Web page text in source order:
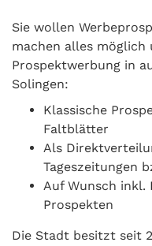
Sie wollen
machen alles möglich
Prospektwerbung in
Solingen:
Klassische
Faltblätter
Als
Tageszeitungen
Auf Wunsch inkl.
Prospekten
Die Stadt besitzt seit